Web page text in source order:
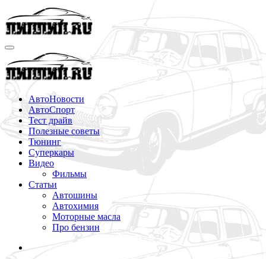
Перейти
к
содержимому
АвтоНовости
АвтоСпорт
Тест драйв
Полезные советы
Тюнинг
Суперкары
Видео
Фильмы
Статьи
Автошины
Автохимия
Моторные масла
Про бензин